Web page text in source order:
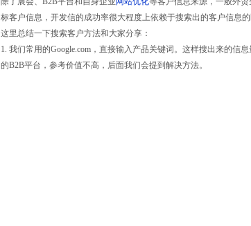
标客户信息，开发信的成功率很大程度上依赖于搜索出的客户信息的
这里总结一下搜索客户方法和大家分享：
1. 我们常用的Google.com，直接输入产品关键词。这样搜出来的信
的B2B平台，参考价值不高，后面我们会提到解决方法。